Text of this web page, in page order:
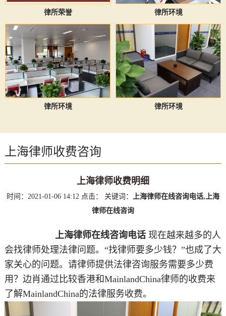
律所荣誉 律所环境
律所环境 律所环境
上海律师收费咨询
上海律师收费明细
时间：2021-01-06 14:12 点击： 关键词：
上海律师在线咨询电话,上海
律师在线咨询
上海律师在线咨询电话 现在越来越多的人
会找律师处理法律问题。“找律师要多少钱？”也成了大
家关心的问题。请律师提供法律咨询服务需要多少费
用？边肖通过比较香港和MainlandChina律师的收费来
了解MainlandChina的法律服务收费。